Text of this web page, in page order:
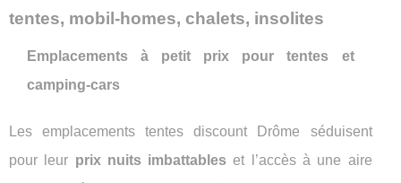
tentes, mobil-homes, chalets, insolites
Emplacements à petit prix pour tentes et
camping-cars
Les emplacements tentes discount Drôme séduisent
pour leur prix nuits imbattables et l’accès à une aire